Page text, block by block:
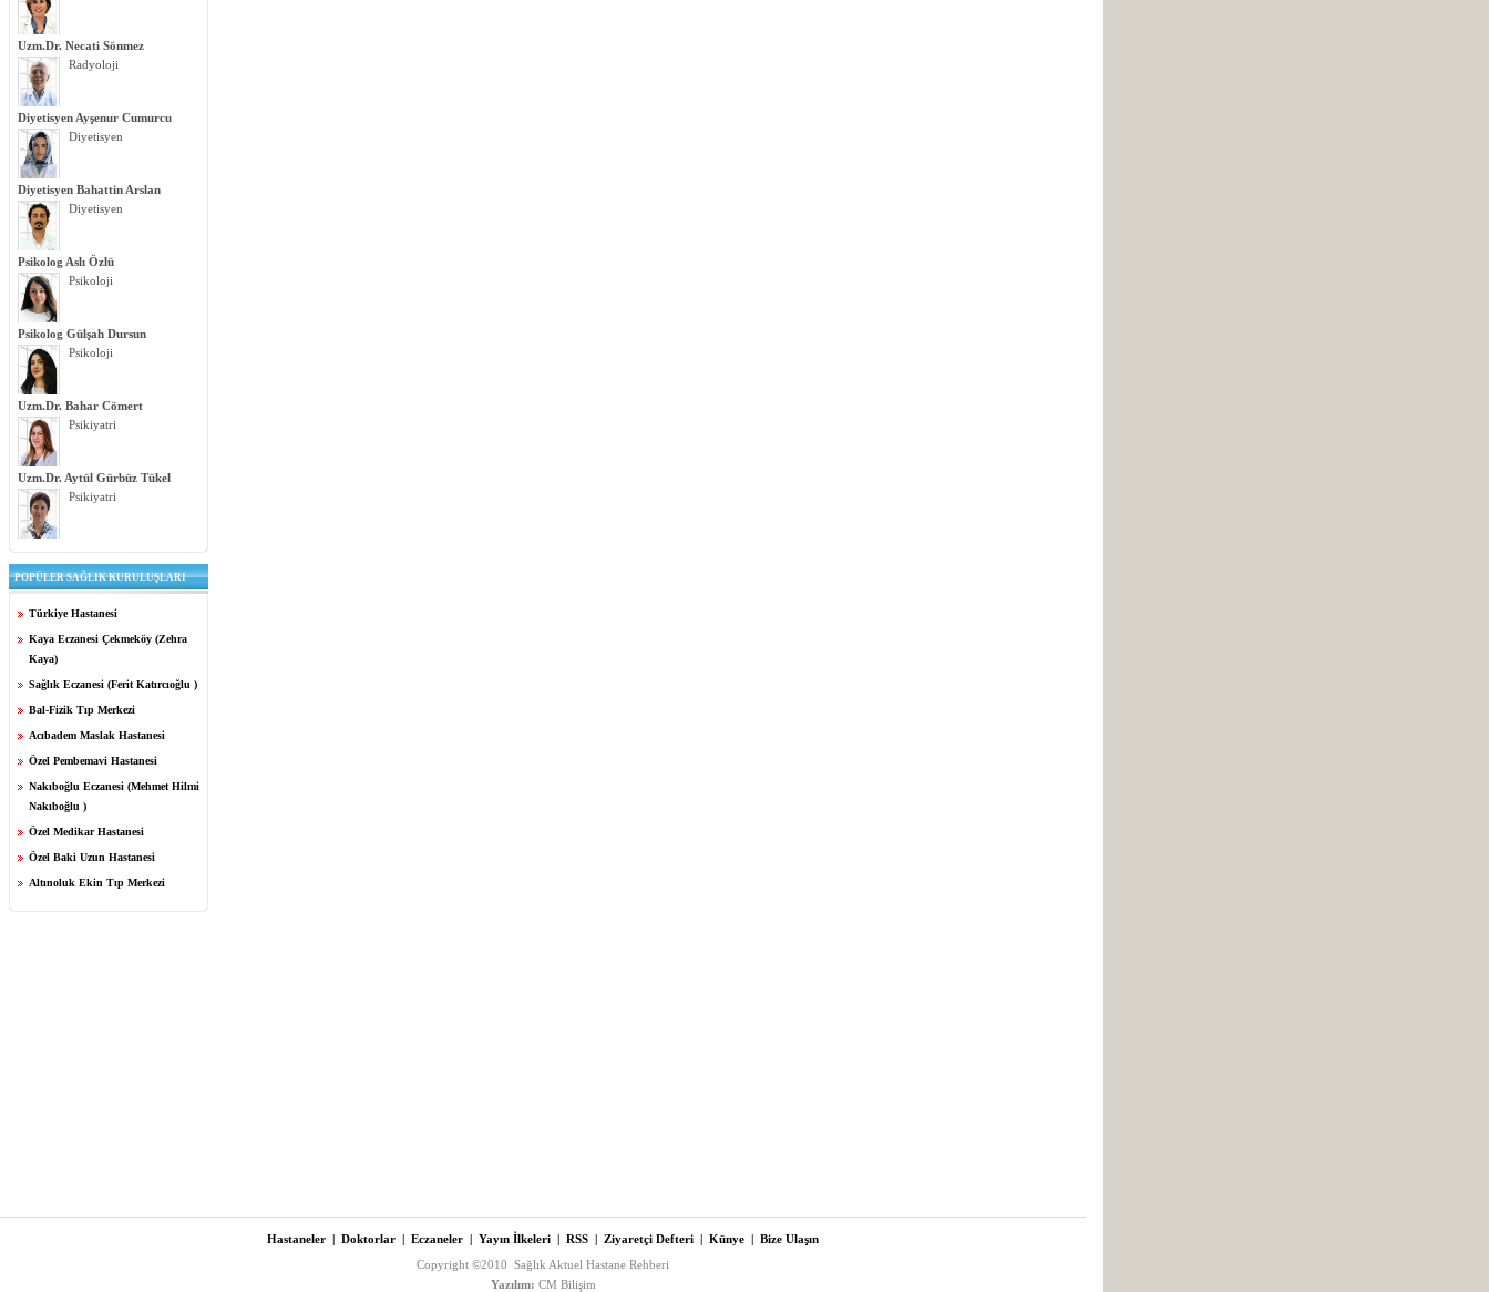
Uzm.Dr. Necati Sönmez
Radyoloji
Diyetisyen Ayşenur Cumurcu
Diyetisyen
Diyetisyen Bahattin Arslan
Diyetisyen
Psikolog Aslı Özlü
Psikoloji
Psikolog Gülşah Dursun
Psikoloji
Uzm.Dr. Bahar Cömert
Psikiyatri
Uzm.Dr. Aytül Gürbüz Tükel
Psikiyatri
POPÜLER SAĞLIK KURULUŞLARI
Türkiye Hastanesi
Kaya Eczanesi Çekmeköy (Zehra
Kaya)
Sağlık Eczanesi (Ferit Katırcıoğlu )
Bal-Fizik Tıp Merkezi
Acıbadem Maslak Hastanesi
Özel Pembemavi Hastanesi
Nakıboğlu Eczanesi (Mehmet Hilmi
Nakıboğlu )
Özel Medikar Hastanesi
Özel Baki Uzun Hastanesi
Altınoluk Ekin Tıp Merkezi
Hastaneler | Doktorlar | Eczaneler | Yayın İlkeleri | RSS | Ziyaretçi Defteri | Künye | Bize Ulaşın
Copyright ©2010 Sağlık Aktuel Hastane Rehberi
Yazılım: CM Bilişim